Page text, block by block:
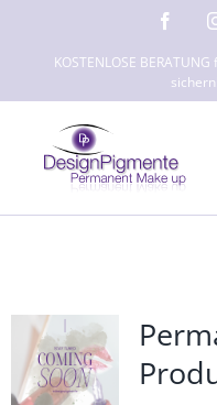
KOSTENLOSE